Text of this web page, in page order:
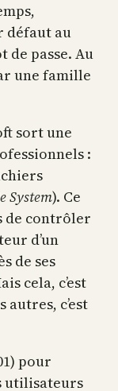
défaut au
de passe. Au
une famille
sort une
:
System). Ce
de contrôler
d’un
de ses
cela, c’est
c’est
pour
utilisateurs